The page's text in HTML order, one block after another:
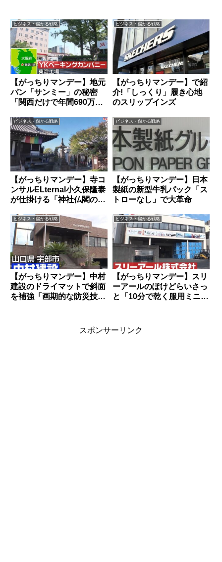
ビジネス・儲かる戦略
【がっちりマンデー】地元
パン「サンミー」の秘密
「関西だけで年間690万個
ビジネス・儲かる戦略
【がっちりマンデー】で紹
介!「しっくり」履き心地
のスリップインズ
ビジネス・儲かる戦略
【がっちりマンデー】寺コ
ンサルELternal小久保隆泰
が仕掛ける「神社仏閣の収
ビジネス・儲かる戦略
【がっちりマンデー】日本
製紙の新型牛乳パック「ス
トローなし」で大革命
ビジネス・儲かる戦略
【がっちりマンデー】中村
建設のドライマットで斜面
を補強「画期的な防災技
ビジネス・儲かる戦略
【がっちりマンデー】スリ
ーアールのぽけどらいさっ
と「10分で乾く服用ミニ乾
スポンサーリンク